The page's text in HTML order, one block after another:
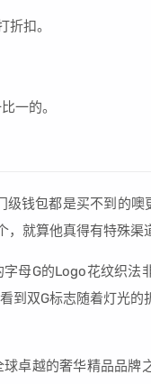
扣。
一的。
钱包都是买不到的噢
就算他真得有特殊渠
母G的Logo花纹织法
到双G标志随着灯光的
卓越的奢华精品品牌